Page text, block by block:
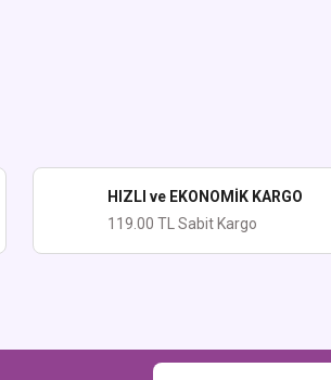
HIZLI ve EKONOMİK KARGO
119.00 TL Sabit Kargo